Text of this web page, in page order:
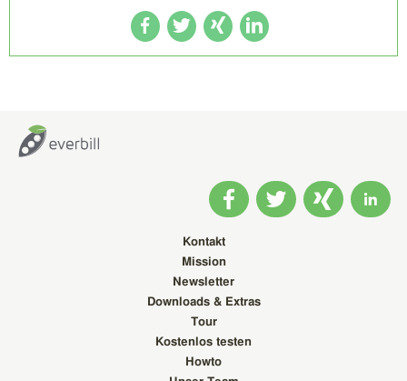
Kontakt
Mission
Newsletter
Downloads & Extras
Tour
Kostenlos testen
Howto